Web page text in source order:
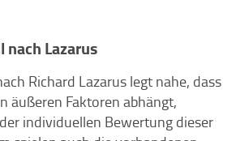
nach Lazarus
Richard Lazarus legt nahe, dass
äußeren Faktoren abhängt,
individuellen Bewertung dieser